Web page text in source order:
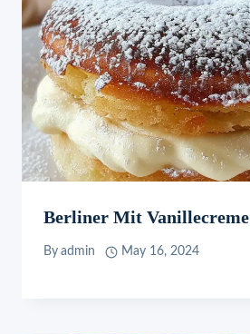
Berliner Mit Vanillecreme
By admin May 16, 2024